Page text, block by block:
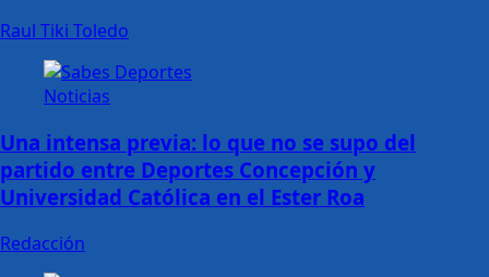
Raul Tiki Toledo
Noticias
Una intensa previa: lo que no se supo del
partido entre Deportes Concepción y
Universidad Católica en el Ester Roa
Redacción